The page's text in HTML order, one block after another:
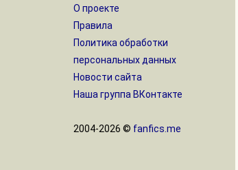
О проекте
Правила
Политика обработки
персональных данных
Новости сайта
Наша группа ВКонтакте
2004-2026 © fanfics.me